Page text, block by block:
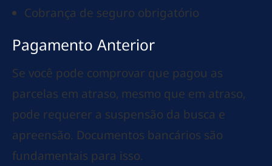
Cobrança de seguro obrigatório
Pagamento Anterior
Se você pode comprovar que pagou as
parcelas em atraso, mesmo que em atraso,
pode requerer a suspensão da busca e
apreensão. Documentos bancários são
fundamentais para isso.